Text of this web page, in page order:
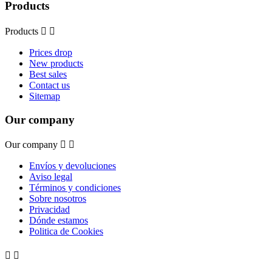
Products
Products  
Prices drop
New products
Best sales
Contact us
Sitemap
Our company
Our company  
Envíos y devoluciones
Aviso legal
Términos y condiciones
Sobre nosotros
Privacidad
Dónde estamos
Politica de Cookies
 